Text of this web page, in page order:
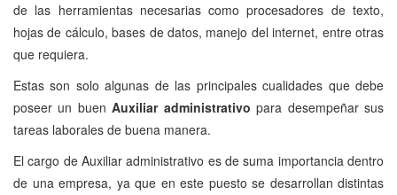
de las herramientas necesarias como procesadores de texto,
hojas de cálculo, bases de datos, manejo del internet, entre otras
que requiera.
Estas son solo algunas de las principales cualidades que debe
poseer un buenAuxiliar administrativo para desempeñar sus
tareas laborales de buena manera.
El cargo de Auxiliar administrativo es de suma importancia dentro
de una empresa, ya que en este puesto se desarrollan distintas